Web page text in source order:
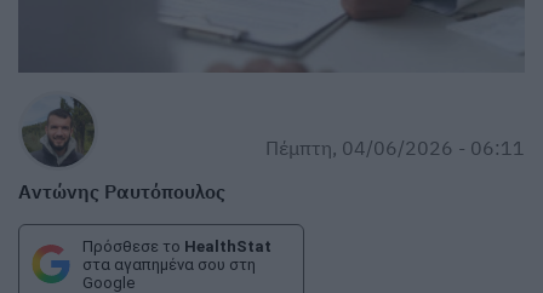
Αντώνης Ραυτόπουλος
Πέμπτη, 04/06/2026 - 06:11
Πρόσθεσε το HealthStat
στα αγαπημένα σου στη
Google